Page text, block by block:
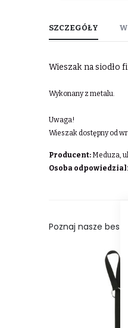
SZCZEGÓŁY
Wieszak na siodło
Wykonany z metalu.
Uwaga!
Wieszak dostępny od
Producent: Meduza,
Osoba
Poznaj nasze